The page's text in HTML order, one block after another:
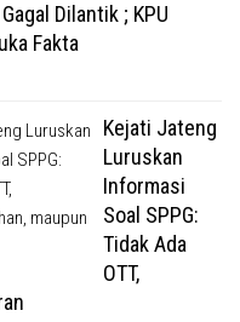
Dilantik ; KPU
Fakta
Kejati Jateng
Luruskan
Informasi
Soal SPPG:
Tidak Ada
OTT,